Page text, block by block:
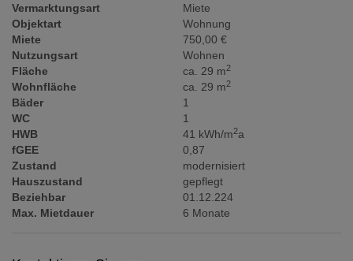
Vermarktungsart
Miete
Objektart
Wohnung
Miete
750,00 €
Nutzungsart
Wohnen
Fläche
ca. 29 m2
Wohnfläche ca. 29 m2
Bäder
1
WC
1
HWB
41 kWh/m2a
fGEE
0,87
Zustand
modernisiert
Hauszustand
gepflegt
Beziehbar
01.12.224
Max. Mietdauer
6 Monate